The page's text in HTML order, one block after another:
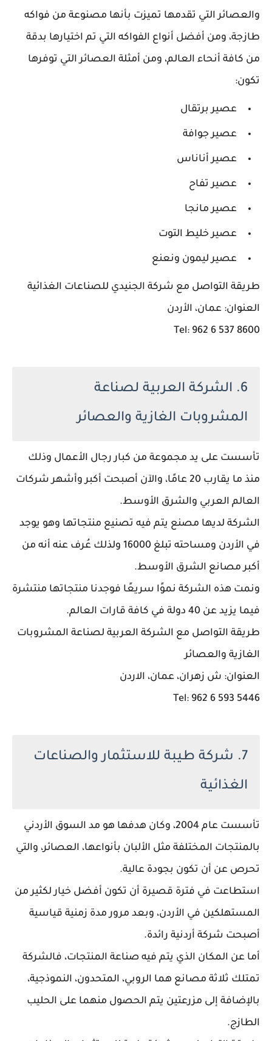
والعصائر التي تقدمها تميزت بأنها مصنوعة من فواكه
طازجة، ومن أفضل أنواع الفواكه التي تم اختيارها بدقة
من كافة أنحاء العالم، ومن أمثلة العصائر التي توفرها
تكون:
عصير برتقال
عصير جوافة
عصير أناناس
عصير تفاح
عصير مانجا
عصير خليط التوت
عصير ليمون ونعنع
طريقة التواصل مع شركة الجنيدي للصناعات الغذائية
العنوان: عمان، الأردن
Tel: 962 6 537 8600
6. الشركة العربية لصناعة
المشروبات الغازية والعصائر
تأسست على يد مجموعة من كبار رجال الأعمال وذلك
منذ ما يقارب 20 عامًا، والآن أصبحت أكبر وأشهر شركات
العالم العربي والشرق الأوسط.
الشركة لديها مصنع يتم فيه تصنيع منتجاتها وهو يوجد
في الأردن ومساحته تبلغ 16000 ولذلك عُرف عنه أنه من
أكبر مصانع الشرق الأوسط.
ونمت هذه الشركة نموًا سريعًا فوجدنا منتجاتها منتشرة
فيما يزيد عن 40 دولة في كافة قارات العالم.
طريقة التواصل مع الشركة العربية لصناعة المشروبات
الغازية والعصائر
العنوان: ش زهران، عمان، الاردن
Tel: 962 6 593 5446
7. شركة طيبة للاستثمار والصناعات
الغذائية
تأسست عام 2004، وكان هدفها هو مد السوق الأردني
بالمنتجات المختلفة مثل الألبان بأنواعها، العصائر، والتي
تحرص عن أن تكون بجودة عالية.
استطاعت في فترة قصيرة أن تكون أفضل خيار لكثير من
المستهلكين في الأردن، وبعد مرور مدة زمنية قياسية
أصبحت شركة أردنية رائدة.
أما عن المكان الذي يتم فيه صناعة المنتجات، فالشركة
تمتلك ثلاثة مصانع هما الروبي، المتحدون، النموذجية،
بالإضافة إلى مزرعتين يتم الحصول منهما على الحليب
الطازج.